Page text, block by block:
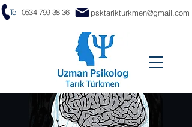
Tel 0534 799 38 36 psktarikturkmen@gmail.com